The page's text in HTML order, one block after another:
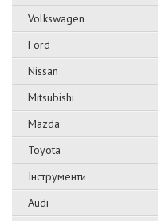
Volkswagen
Ford
Nissan
Mitsubishi
Mazda
Toyota
Інструменти
Audi